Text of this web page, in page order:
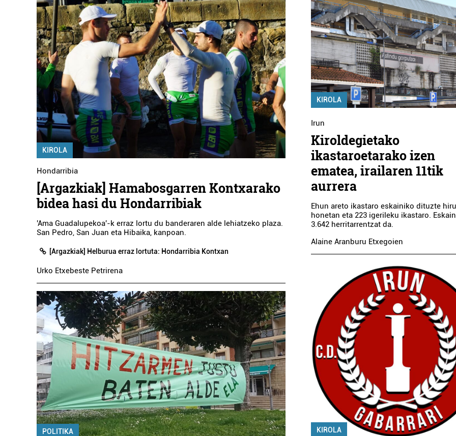
KIROLA
Hondarribia
[Argazkiak] Hamabosgarren Kontxarako
bidea hasi du Hondarribiak
'Ama Guadalupekoa'-k erraz lortu du banderaren alde lehiatzeko plaza.
San Pedro, San Juan eta Hibaika, kanpoan.
[Argazkiak] Helburua erraz lortuta: Hondarribia Kontxan
Urko Etxebeste Petrirena
POLITIKA
KIROLA
Irun
Kiroldegietako
ikastaroetarako izen
ematea, irailaren 11tik
aurrera
Ehun areto ikastaro eskainiko dituzte
honetan eta 223 igerileku ikastaro.
3.642 herritarrentzat da.
Alaine Aranburu Etxegoien
KIROLA